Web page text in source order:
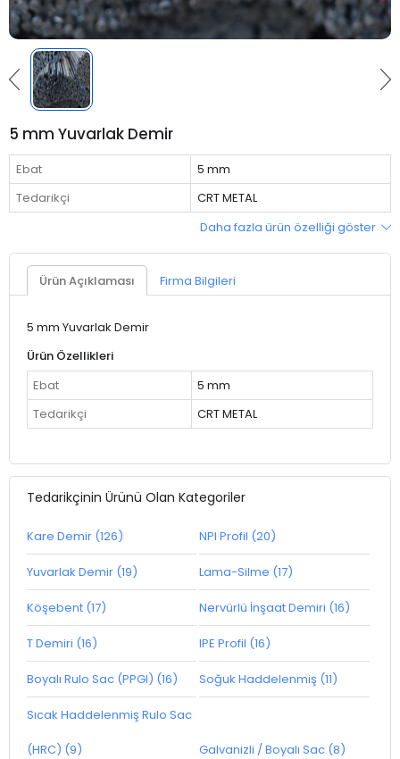
5 mm Yuvarlak Demir
Ebat
5 mm
Tedarikçi
CRT METAL
Daha fazla ürün özelliği göster
Ürün Açıklaması Firma Bilgileri
5 mm Yuvarlak Demir
Ürün Özellikleri
Ebat
5 mm
Tedarikçi
CRT METAL
Tedarikçinin Ürünü Olan Kategoriler
Kare Demir (126) NPI Profil (20)
Yuvarlak Demir (19) Lama-Silme (17)
Köşebent (17) Nervürlü İnşaat Demiri (16)
T Demiri (16) IPE Profil (16)
Boyalı Rulo Sac (PPGI) (16) Soğuk Haddelenmiş (11)
Sıcak Haddelenmiş Rulo Sac
(HRC) (9) Galvanizli / Boyalı Sac (8)